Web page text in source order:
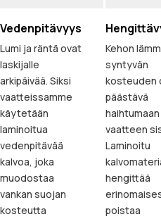
Vedenpitävyys
Lumi ja räntä ovat
laskijalle
arkipäivää. Siksi
vaatteissamme
käytetään
laminoitua
vedenpitävää
kalvoa, joka
muodostaa
vankan suojan
kosteutta
Kehon
syntyvän
kosteuden
päästävä
haihtumaan
vaatteen
Laminoitu
hengittää
poistaa